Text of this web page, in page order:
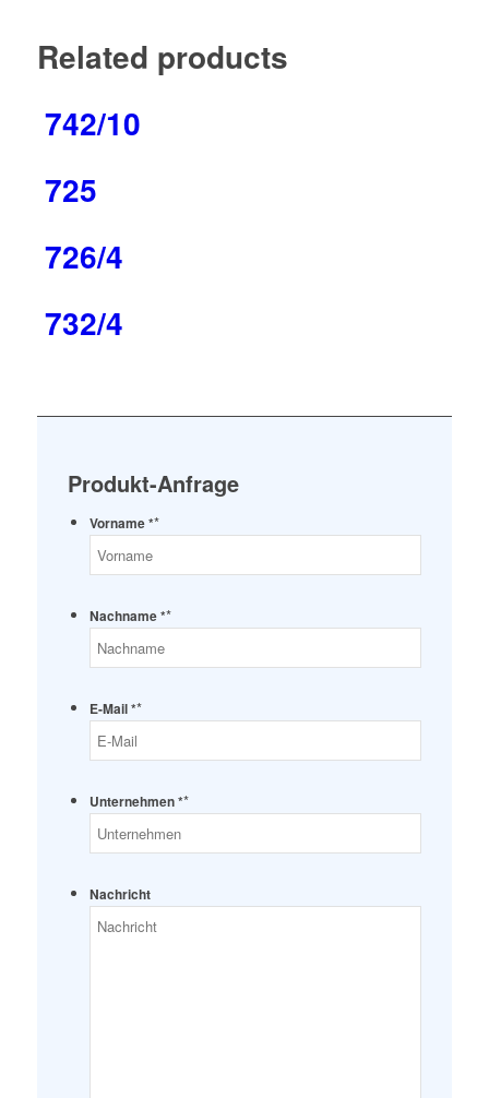
Related products
742/10
725
726/4
732/4
Produkt-Anfrage
Vorname **
Nachname **
E-Mail **
Unternehmen **
Nachricht